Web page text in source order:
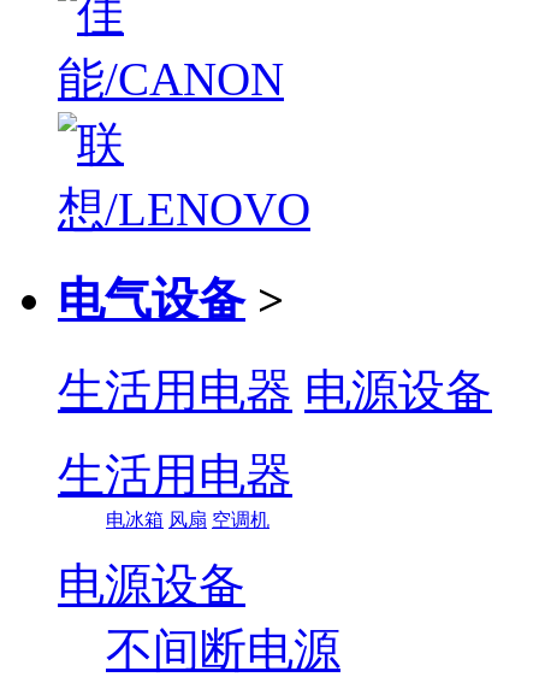
电气设备 >
生活用电器 电源设备
生活用电器
电冰箱 风扇 空调机
电源设备
不间断电源